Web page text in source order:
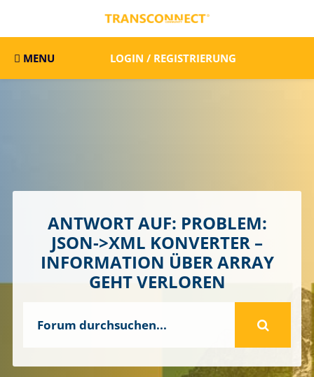
MENU LOGIN / REGISTRIERUNG
ANTWORT AUF: PROBLEM:
JSON->XML KONVERTER –
INFORMATION ÜBER ARRAY
GEHT VERLOREN